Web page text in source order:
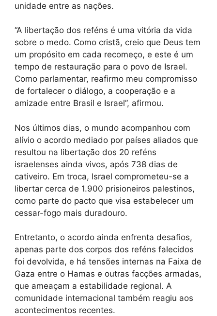
unidade entre as nações.
“A libertação dos reféns é uma vitória da vida
sobre o medo. Como cristã, creio que Deus tem
um propósito em cada recomeço, e este é um
tempo de restauração para o povo de Israel.
Como parlamentar, reafirmo meu compromisso
de fortalecer o diálogo, a cooperação e a
amizade entre Brasil e Israel”, afirmou.
Nos últimos dias, o mundo acompanhou com
alívio o acordo mediado por países aliados que
resultou na libertação dos 20 reféns
israelenses ainda vivos, após 738 dias de
cativeiro. Em troca, Israel comprometeu-se a
libertar cerca de 1.900 prisioneiros palestinos,
como parte do pacto que visa estabelecer um
cessar-fogo mais duradouro.
Entretanto, o acordo ainda enfrenta desafios,
apenas parte dos corpos dos reféns falecidos
foi devolvida, e há tensões internas na Faixa de
Gaza entre o Hamas e outras facções armadas,
que ameaçam a estabilidade regional. A
comunidade internacional também reagiu aos
acontecimentos recentes.